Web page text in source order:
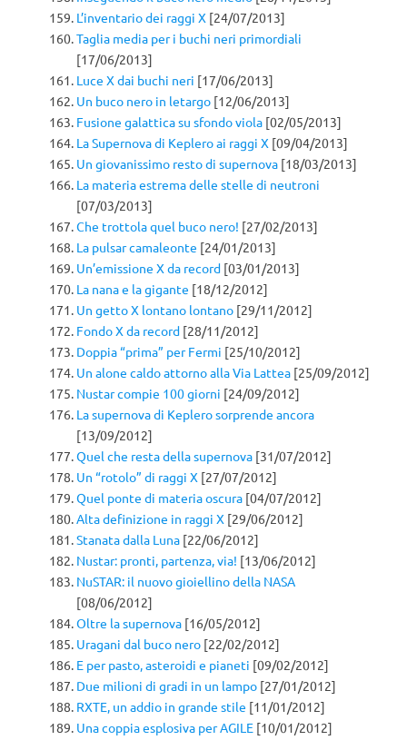
L’inventario dei raggi X [24/07/2013]
Taglia media per i buchi neri primordiali
[17/06/2013]
Luce X dai buchi neri [17/06/2013]
Un buco nero in letargo [12/06/2013]
Fusione galattica su sfondo viola [02/05/2013]
La Supernova di Keplero ai raggi X [09/04/2013]
Un giovanissimo resto di supernova [18/03/2013]
La materia estrema delle stelle di neutroni
[07/03/2013]
Che trottola quel buco nero! [27/02/2013]
La pulsar camaleonte [24/01/2013]
Un’emissione X da record [03/01/2013]
La nana e la gigante [18/12/2012]
Un getto X lontano lontano [29/11/2012]
Fondo X da record [28/11/2012]
Doppia “prima” per Fermi [25/10/2012]
Un alone caldo attorno alla Via Lattea [25/09/2012]
Nustar compie 100 giorni [24/09/2012]
La supernova di Keplero sorprende ancora
[13/09/2012]
Quel che resta della supernova [31/07/2012]
Un “rotolo” di raggi X [27/07/2012]
Quel ponte di materia oscura [04/07/2012]
Alta definizione in raggi X [29/06/2012]
Stanata dalla Luna [22/06/2012]
Nustar: pronti, partenza, via! [13/06/2012]
NuSTAR: il nuovo gioiellino della NASA
[08/06/2012]
Oltre la supernova [16/05/2012]
Uragani dal buco nero [22/02/2012]
E per pasto, asteroidi e pianeti [09/02/2012]
Due milioni di gradi in un lampo [27/01/2012]
RXTE, un addio in grande stile [11/01/2012]
Una coppia esplosiva per AGILE [10/01/2012]